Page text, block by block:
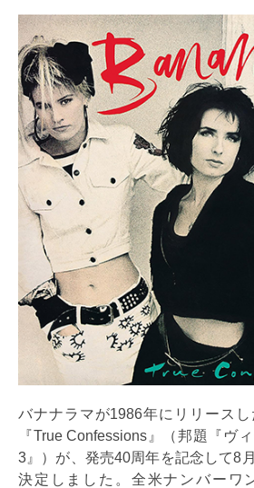
バナナラマが1986年にリリース
『True Confessions』（邦題『ヴ
3』）が、発売40周年を記念して8
決定しました。全米ナンバーワ